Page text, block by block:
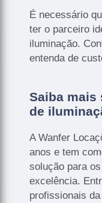
É necessário
ter o parceiro
iluminação.
entenda de
Saiba mais
de
A Wanfer
anos e tem
solução para
excelência.
profissionais